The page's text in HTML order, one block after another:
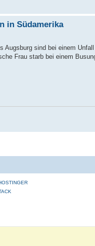
in Südamerika
Augsburg sind bei einem
Frau starb bei einem